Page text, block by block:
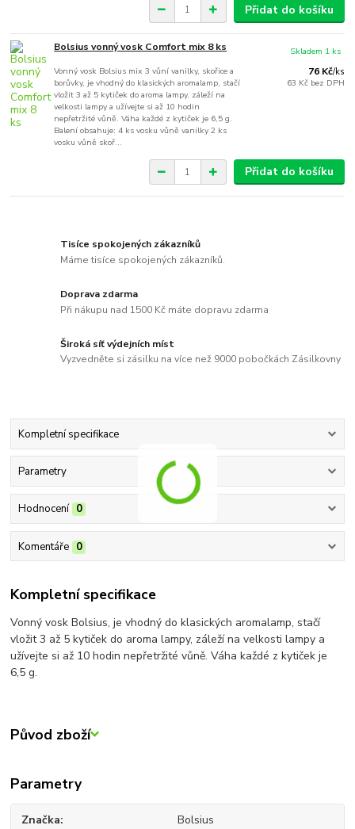
Přidat do košíku
Bolsius vonný vosk Comfort mix 8 ks
Vonný vosk Bolsius mix 3 vůní vanilky, skořice a
borůvky, je vhodný do klasických aromalamp, stačí
vložit 3 až 5 kytiček do aroma lampy, záleží na
velkosti lampy a užívejte si až 10 hodin
nepřetržité vůně. Váha každé z kytiček je 6,5 g.
Balení obsahuje: 4 ks vosku vůně vanilky 2 ks
vosku vůně skoř...
76 Kč/ks
63 Kč bez DPH
Skladem 1 ks
Přidat do košíku
Tisíce spokojených zákazníků
Máme tisíce spokojených zákazníků.
Doprava zdarma
Při nákupu nad 1500 Kč máte dopravu zdarma
Široká síť výdejních míst
Vyzvedněte si zásilku na více než 9000 pobočkách Zásilkovny
Kompletní specifikace
Parametry
Hodnocení 0
Komentáře 0
Kompletní specifikace
Vonný vosk Bolsius, je vhodný do klasických aromalamp, stačí
vložit 3 až 5 kytiček do aroma lampy, záleží na velkosti lampy a
užívejte si až 10 hodin nepřetržité vůně. Váha každé z kytiček je
6,5 g.
Původ zboží
Parametry
Značka Bolsius